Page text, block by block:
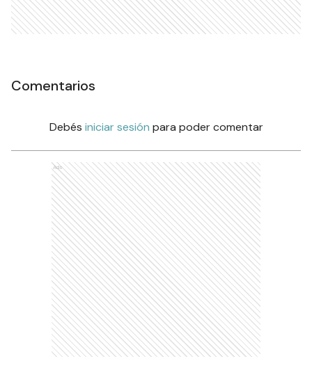
Comentarios
Debés iniciar sesión para poder comentar
Ads